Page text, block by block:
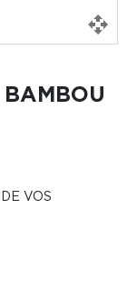
VOS